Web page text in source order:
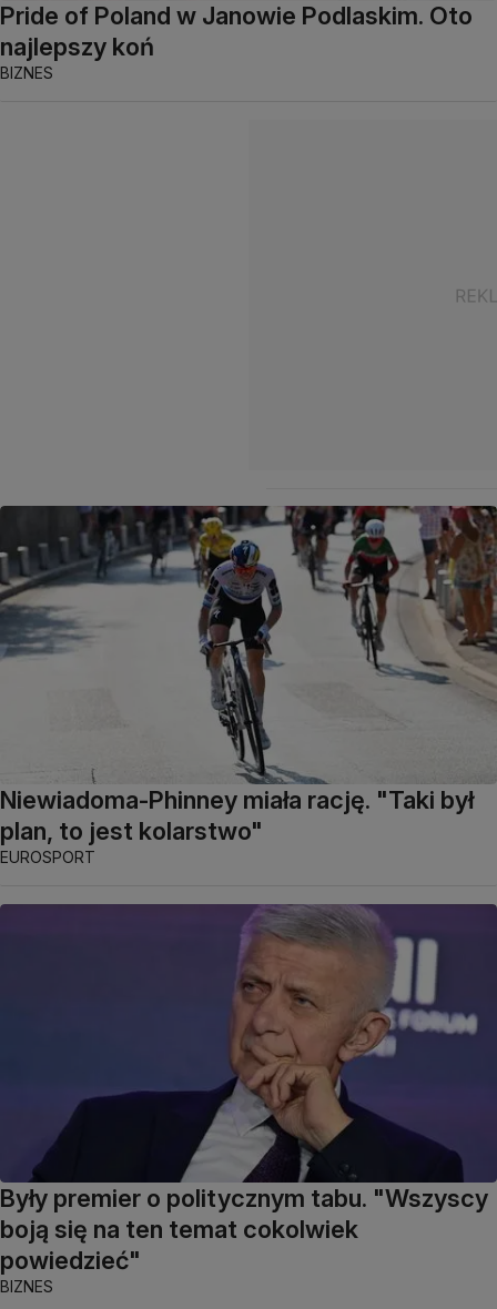
Pride of Poland w Janowie Podlaskim. Oto
najlepszy koń
BIZNES
Niewiadoma-Phinney miała rację. "Taki był
plan, to jest kolarstwo"
EUROSPORT
Były premier o politycznym tabu. "Wszyscy
boją się na ten temat cokolwiek
powiedzieć"
BIZNES